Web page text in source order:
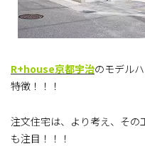
R+house京都宇治のモデル
特徴！！！
注文住宅は、より考え、そ
も注目！！！